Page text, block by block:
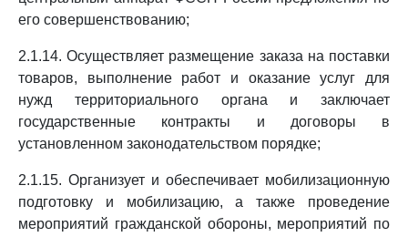
его совершенствованию;
2.1.14. Осуществляет размещение заказа на поставки
товаров, выполнение работ и оказание услуг для
нужд территориального органа и заключает
государственные контракты и договоры в
установленном законодательством порядке;
2.1.15. Организует и обеспечивает мобилизационную
подготовку и мобилизацию, а также проведение
мероприятий гражданской обороны, мероприятий по